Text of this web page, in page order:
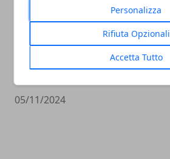
Personalizza
Rifiuta Opzionali
Accetta Tutto
05/11/2024